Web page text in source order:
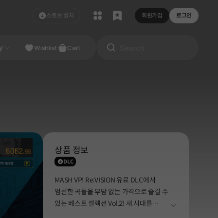
스토브 설치 회원가입 로그인
Studio
Wishlist Cart
상품 정보
DLC
MASH VP! Re:VISION 유료 DLC에서
엄선한 곡들을 부담 없는 가격으로 즐길 수
있는 베스트 셀렉션 Vol.2! 새 시대를
더보기